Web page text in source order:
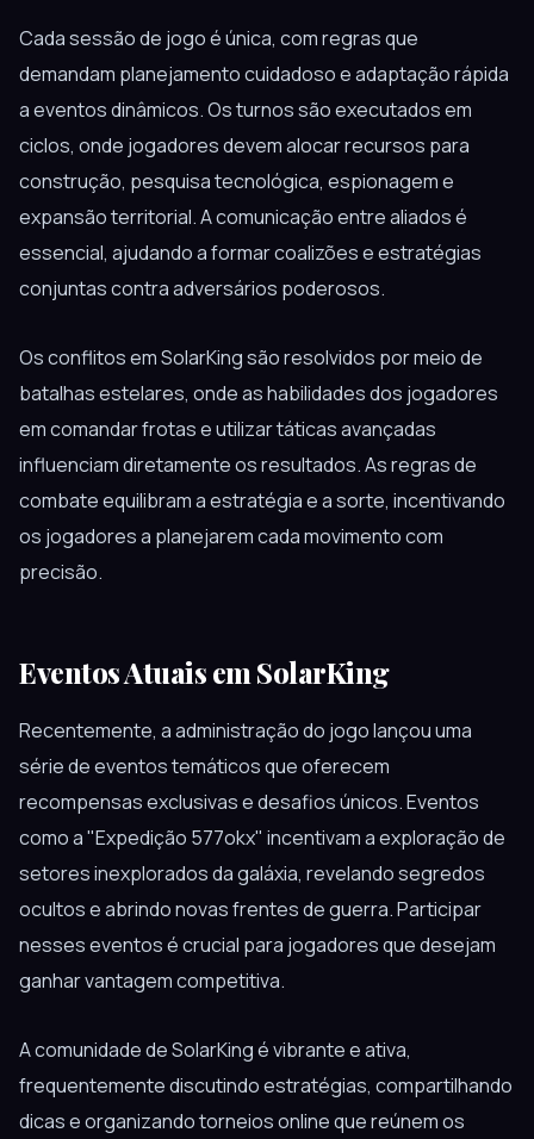
Cada sessão de jogo é única, com regras que
demandam planejamento cuidadoso e adaptação rápida
a eventos dinâmicos. Os turnos são executados em
ciclos, onde jogadores devem alocar recursos para
construção, pesquisa tecnológica, espionagem e
expansão territorial. A comunicação entre aliados é
essencial, ajudando a formar coalizões e estratégias
conjuntas contra adversários poderosos.
Os conflitos em SolarKing são resolvidos por meio de
batalhas estelares, onde as habilidades dos jogadores
em comandar frotas e utilizar táticas avançadas
influenciam diretamente os resultados. As regras de
combate equilibram a estratégia e a sorte, incentivando
os jogadores a planejarem cada movimento com
precisão.
Eventos Atuais em SolarKing
Recentemente, a administração do jogo lançou uma
série de eventos temáticos que oferecem
recompensas exclusivas e desafios únicos. Eventos
como a "Expedição 577okx" incentivam a exploração de
setores inexplorados da galáxia, revelando segredos
ocultos e abrindo novas frentes de guerra. Participar
nesses eventos é crucial para jogadores que desejam
ganhar vantagem competitiva.
A comunidade de SolarKing é vibrante e ativa,
frequentemente discutindo estratégias, compartilhando
dicas e organizando torneios online que reúnem os